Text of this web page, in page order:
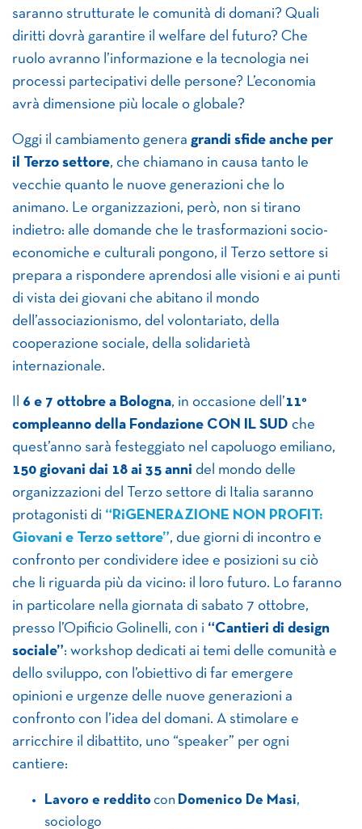
saranno strutturate le comunità di domani? Quali
diritti dovrà garantire il welfare del futuro? Che
ruolo avranno l’informazione e la tecnologia nei
processi partecipativi delle persone? L’economia
avrà dimensione più locale o globale?
Oggi il cambiamento genera grandi sfide anche per
il Terzo settore, che chiamano in causa tanto le
vecchie quanto le nuove generazioni che lo
animano. Le organizzazioni, però, non si tirano
indietro: alle domande che le trasformazioni socio-
economiche e culturali pongono, il Terzo settore si
prepara a rispondere aprendosi alle visioni e ai punti
di vista dei giovani che abitano il mondo
dell’associazionismo, del volontariato, della
cooperazione sociale, della solidarietà
internazionale.
6 e 7 ottobre a Bologna, in occasione dell’11°
compleanno della Fondazione CON IL SUD che
quest’anno sarà festeggiato nel capoluogo emiliano,
150 giovani dai 18 ai 35 anni del mondo delle
organizzazioni del Terzo settore di Italia saranno
protagonisti di “RiGENERAZIONE NON PROFIT:
Giovani e Terzo settore”, due giorni di incontro e
confronto per condividere idee e posizioni su ciò
che li riguarda più da vicino: il loro futuro. Lo faranno
in particolare nella giornata di sabato 7 ottobre,
presso l’Opificio Golinelli, con i “Cantieri di design
sociale”: workshop dedicati ai temi delle comunità e
dello sviluppo, con l’obiettivo di far emergere
opinioni e urgenze delle nuove generazioni a
confronto con l’idea del domani. A stimolare e
arricchire il dibattito, uno “speaker” per ogni
cantiere:
Lavoro e reddito con Domenico De Masi,
sociologo